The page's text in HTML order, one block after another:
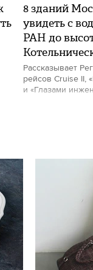
8 зданий
увидеть с
РАН до
Рассказывает
рейсов Cruise II,
и «Глазами